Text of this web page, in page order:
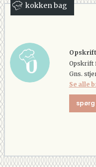
kokken bag
Opskrift
Gns.
Se alle
spørg